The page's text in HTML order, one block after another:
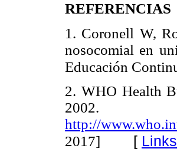
REFERENCIAS
1. Coronell W,
nosocomial en
Educación
2. WHO Health
http://
2017] [ Links